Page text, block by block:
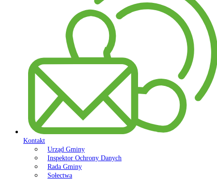
Kontakt
Urząd Gminy
Inspektor Ochrony Danych
Rada Gminy
Sołectwa